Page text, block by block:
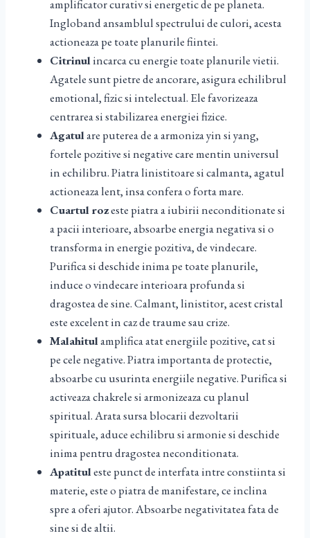
amplificator curativ si energetic de pe planeta.
Ingloband ansamblul spectrului de culori, acesta
actioneaza pe toate planurile fiintei.
Citrinulincarca cu energie toate planurile vietii.
Agatele sunt pietre de ancorare, asigura echilibrul
emotional, fizic si intelectual. Ele favorizeaza
centrarea si stabilizarea energiei fizice.
Agatulare puterea de a armoniza yin si yang,
fortele pozitive si negative care mentin universul
in echilibru. Piatra linistitoare si calmanta, agatul
actioneaza lent, insa confera o forta mare.
Cuartul rozeste piatra a iubirii neconditionate si
a pacii interioare, absoarbe energia negativa si o
transforma in energie pozitiva, de vindecare.
Purifica si deschide inima pe toate planurile,
induce o vindecare interioara profunda si
dragostea de sine. Calmant, linistitor, acest cristal
este excelent in caz de traume sau crize.
Malahitulamplifica atat energiile pozitive, cat si
pe cele negative. Piatra importanta de protectie,
absoarbe cu usurinta energiile negative. Purifica si
activeaza chakrele si armonizeaza cu planul
spiritual. Arata sursa blocarii dezvoltarii
spirituale, aduce echilibru si armonie si deschide
inima pentru dragostea neconditionata.
Apatituleste punct de interfata intre constiinta si
materie, este o piatra de manifestare, ce inclina
spre a oferi ajutor. Absoarbe negativitatea fata de
sine si de altii.